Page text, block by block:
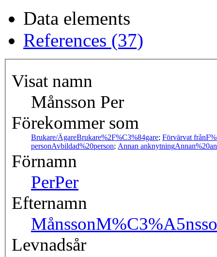
Data elements
References (37)
Visat namn
Månsson Per
Förekommer som
Brukare/ÄgareBrukare%2F%C3%84gare; Förvärvat från
personAvbildad%20person; Annan anknytning
Förnamn
PerPer
Efternamn
Månsson
Levnadsår